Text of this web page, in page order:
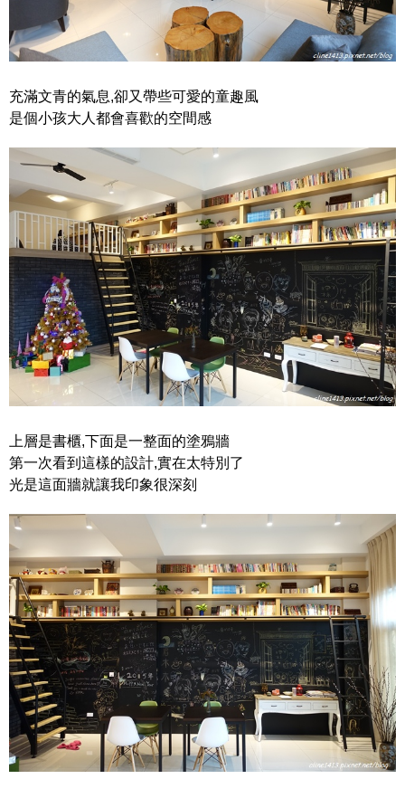
充滿文青的氣息,卻又帶些可愛的童趣風
是個小孩大人都會喜歡的空間感
上層是書櫃,下面是一整面的塗鴉牆
第一次看到這樣的設計,實在太特別了
光是這面牆就讓我印象很深刻